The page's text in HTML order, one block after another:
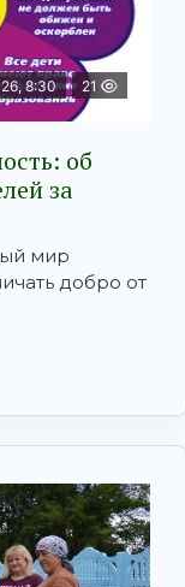
8:30 21
об
за
мир
добро от